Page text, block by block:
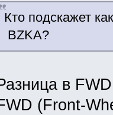
Кто подскажет
BZKA?
в
(Front-